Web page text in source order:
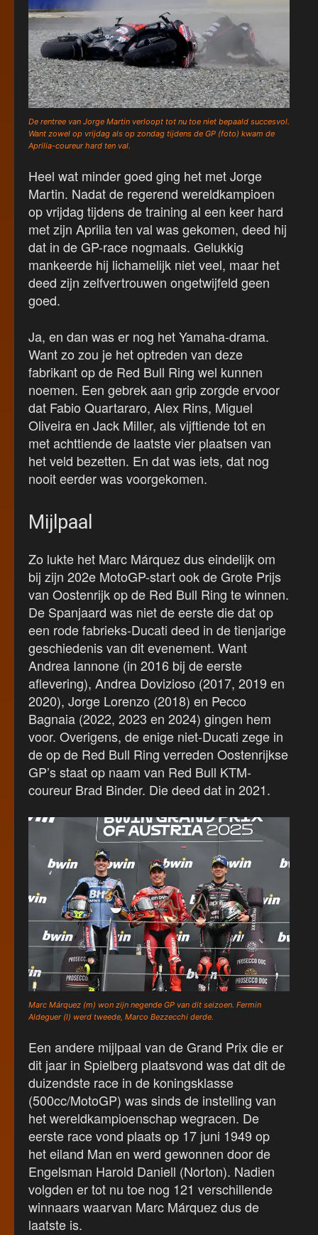
De rentree van Jorge Martin verloopt tot nu toe niet bepaald succesvol.
Want zowel op vrijdag als op zondag tijdens de GP (foto) kwam de
Aprilia-coureur hard ten val.
Heel wat minder goed ging het met Jorge
Martin. Nadat de regerend wereldkampioen
op vrijdag tijdens de training al een keer hard
met zijn Aprilia ten val was gekomen, deed hij
dat in de GP-race nogmaals. Gelukkig
mankeerde hij lichamelijk niet veel, maar het
deed zijn zelfvertrouwen ongetwijfeld geen
goed.
Ja, en dan was er nog het Yamaha-drama.
Want zo zou je het optreden van deze
fabrikant op de Red Bull Ring wel kunnen
noemen. Een gebrek aan grip zorgde ervoor
dat Fabio Quartararo, Alex Rins, Miguel
Oliveira en Jack Miller, als vijftiende tot en
met achttiende de laatste vier plaatsen van
het veld bezetten. En dat was iets, dat nog
nooit eerder was voorgekomen.
Mijlpaal
Zo lukte het Marc Márquez dus eindelijk om
bij zijn 202e MotoGP-start ook de Grote Prijs
van Oostenrijk op de Red Bull Ring te winnen.
De Spanjaard was niet de eerste die dat op
een rode fabrieks-Ducati deed in de tienjarige
geschiedenis van dit evenement. Want
Andrea Iannone (in 2016 bij de eerste
aflevering), Andrea Dovizioso (2017, 2019 en
2020), Jorge Lorenzo (2018) en Pecco
Bagnaia (2022, 2023 en 2024) gingen hem
voor. Overigens, de enige niet-Ducati zege in
de op de Red Bull Ring verreden Oostenrijkse
GP’s staat op naam van Red Bull KTM-
coureur Brad Binder. Die deed dat in 2021.
Marc Márquez (m) won zijn negende GP van dit seizoen. Fermin
Aldeguer (l) werd tweede, Marco Bezzecchi derde.
Een andere mijlpaal van de Grand Prix die er
dit jaar in Spielberg plaatsvond was dat dit de
duizendste race in de koningsklasse
(500cc/MotoGP) was sinds de instelling van
het wereldkampioenschap wegracen. De
eerste race vond plaats op 17 juni 1949 op
het eiland Man en werd gewonnen door de
Engelsman Harold Daniell (Norton). Nadien
volgden er tot nu toe nog 121 verschillende
winnaars waarvan Marc Márquez dus de
laatste is.